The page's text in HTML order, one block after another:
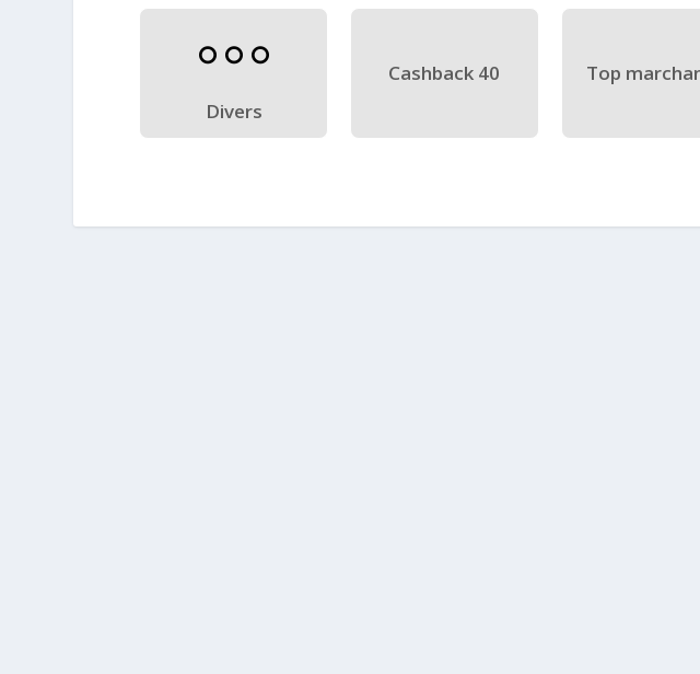
Divers
Cashback 40 Top